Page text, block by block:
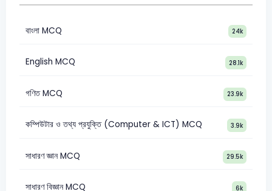
বাংলা MCQ 24k
English MCQ 28.1k
গণিত MCQ 23.9k
কম্পিউটার ও তথ্য প্রযুক্তি (Computer & ICT) MCQ 3.9k
সাধারণ জ্ঞান MCQ 29.5k
সাধারণ বিজ্ঞান MCQ 6k